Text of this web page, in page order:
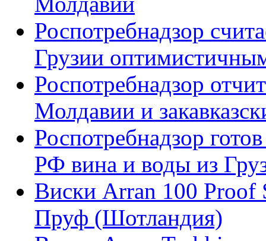
Роспотребнадзор
Грузии
Роспотребнадзор
Молдавии и
Роспотребнадзор
РФ вина и воды из
Виски Arran 100
Пруф (Шотландия)